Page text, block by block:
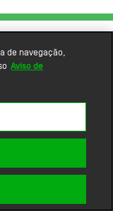
de navegação,
Aviso de